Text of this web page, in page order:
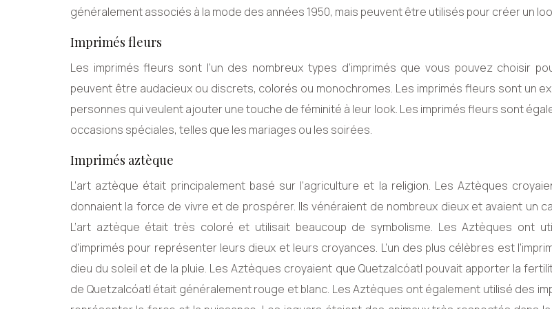
généralement associés à la mode des années 1950, mais peuvent être utilisés pour créer un
Imprimés fleurs
Les imprimés fleurs sont l’un des nombreux types d’imprimés que vous pouvez choisir
peuvent être audacieux ou discrets, colorés ou monochromes. Les imprimés fleurs sont un
personnes qui veulent ajouter une touche de féminité à leur look. Les imprimés fleurs sont
occasions spéciales, telles que les mariages ou les soirées.
Imprimés aztèque
L’art aztèque était principalement basé sur l’agriculture et la religion. Les Aztèques
donnaient la force de vivre et de prospérer. Ils vénéraient de nombreux dieux et avaient un
L’art aztèque était très coloré et utilisait beaucoup de symbolisme. Les Aztèques ont
d’imprimés pour représenter leurs dieux et leurs croyances. L’un des plus célèbres est
dieu du soleil et de la pluie. Les Aztèques croyaient que Quetzalcóatl pouvait apporter la
de Quetzalcóatl était généralement rouge et blanc. Les Aztèques ont également utilisé des